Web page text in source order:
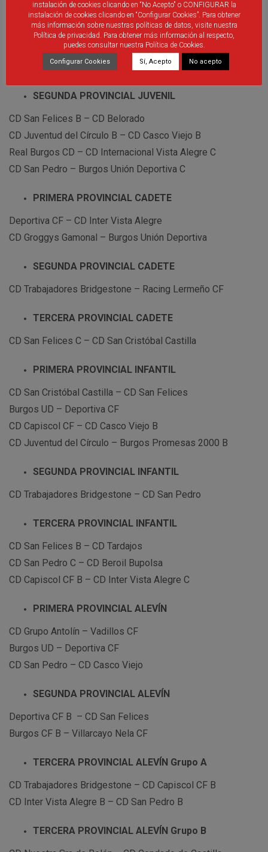
PRIMERA PROVINCIAL JUVENIL
CD Groggys Gamonal – CD Alba Castellae
SEGUNDA PROVINCIAL JUVENIL
CD San Felices B – CD Belorado
CD Juventud del Círculo B – CD Casco Viejo B
Real Burgos CD – CD Internacional Vista Alegre C
CD San Pedro – Burgos Unión Deportiva C
PRIMERA PROVINCIAL CADETE
Deportiva CF – CD Inter Vista Alegre
CD Groggys Gamonal – Burgos Unión Deportiva
SEGUNDA PROVINCIAL CADETE
CD Trabajadores Bridgestone – Racing Lermeño CF
TERCERA PROVINCIAL CADETE
CD San Felices C – CD San Cristóbal Castilla
PRIMERA PROVINCIAL INFANTIL
CD San Cristóbal Castilla – CD San Felices
Burgos UD – Deportiva CF
CD Capiscol CF – CD Casco Viejo B
CD Juventud del Círculo – Burgos Promesas 2000 B
SEGUNDA PROVINCIAL INFANTIL
CD Trabajadores Bridgestone – CD San Pedro
TERCERA PROVINCIAL INFANTIL
CD San Felices B – CD Tardajos
CD San Pedro C – CD Beroil Bupolsa
CD Capiscol CF B – CD Inter Vista Alegre C
PRIMERA PROVINCIAL ALEVÍN
CD Grupo Antolín – Vadillos CF
Burgos UD – Deportiva CF
CD San Pedro – CD Casco Viejo
SEGUNDA PROVINCIAL ALEVÍN
Deportiva CF B – CD San Felices
Burgos CF B – Villarcayo Nela CF
TERCERA PROVINCIAL ALEVÍN Grupo A
CD Trabajadores Bridgestone – CD Capiscol CF B
CD Inter Vista Alegre B – CD San Pedro B
TERCERA PROVINCIAL ALEVÍN Grupo B
instalación de cookies clicando en “No Acepto" o CONFIGURAR la
instalación de cookies clicando en “Configurar Cookies”. Para obtener
más información sobre nuestras políticas de datos, visite nuestra
Política de privacidad. Para obtener más información al respecto,
puedes consultar nuestra Política de Cookies.
Configurar Cookies Sí, Acepto No acepto